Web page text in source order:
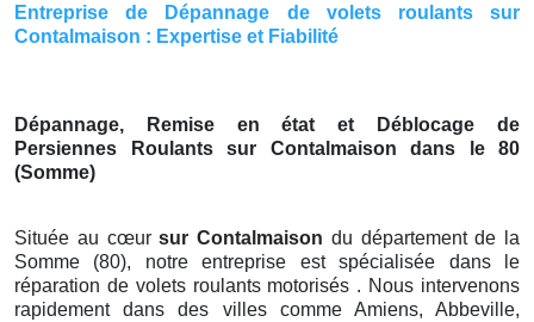
Entreprise de Dépannage de volets roulants sur
Contalmaison : Expertise et Fiabilité
Dépannage, Remise en état et Déblocage de
Persiennes Roulants sur Contalmaison dans le 80
(Somme)
Située au cœursur Contalmaison du département de la
Somme (80), notre entreprise est spécialisée dans le
réparation de volets roulants motorisés . Nous intervenons
rapidement dans des villes comme Amiens, Abbeville,